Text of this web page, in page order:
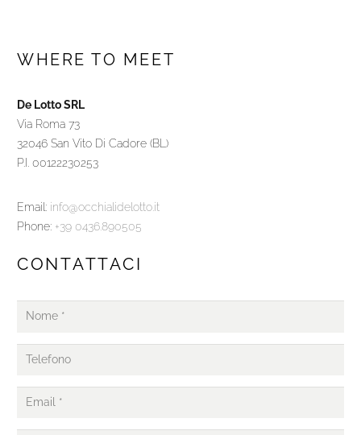
WHERE TO MEET
De Lotto SRL
Via Roma 73
32046 San Vito Di Cadore (BL)
P.I. 00122230253
Email: info@occhialidelotto.it
Phone: +39 0436.890505
CONTATTACI